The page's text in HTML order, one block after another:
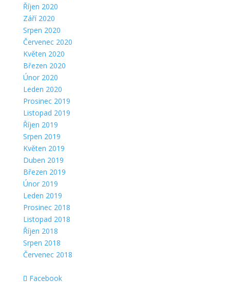
Říjen 2020
Září 2020
Srpen 2020
Červenec 2020
Květen 2020
Březen 2020
Únor 2020
Leden 2020
Prosinec 2019
Listopad 2019
Říjen 2019
Srpen 2019
Květen 2019
Duben 2019
Březen 2019
Únor 2019
Leden 2019
Prosinec 2018
Listopad 2018
Říjen 2018
Srpen 2018
Červenec 2018
Facebook